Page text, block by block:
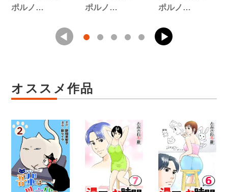
ポルノ…
ポルノ…
ポルノ…
オススメ作品